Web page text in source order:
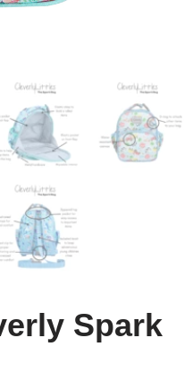
Spark